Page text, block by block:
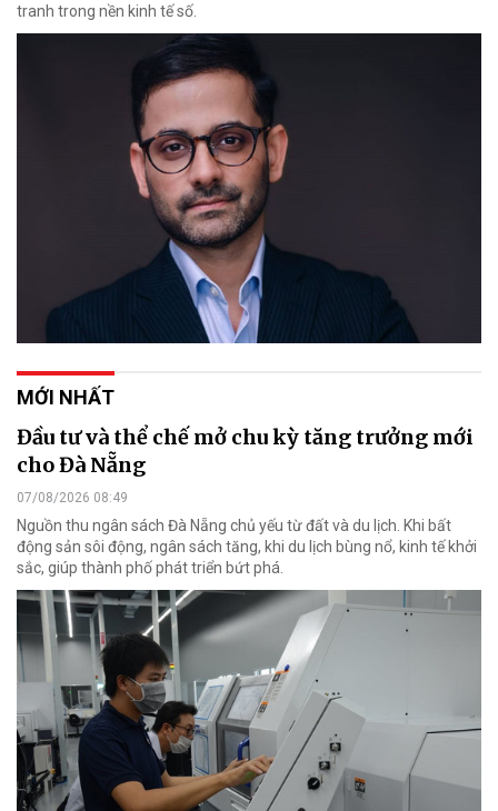
tranh trong nền kinh tế số.
MỚI NHẤT
Đầu tư và thể chế mở chu kỳ tăng trưởng mới
cho Đà Nẵng
07/08/2026 08:49
Nguồn thu ngân sách Đà Nẵng chủ yếu từ đất và du lịch. Khi bất
động sản sôi động, ngân sách tăng, khi du lịch bùng nổ, kinh tế khởi
sắc, giúp thành phố phát triển bứt phá.